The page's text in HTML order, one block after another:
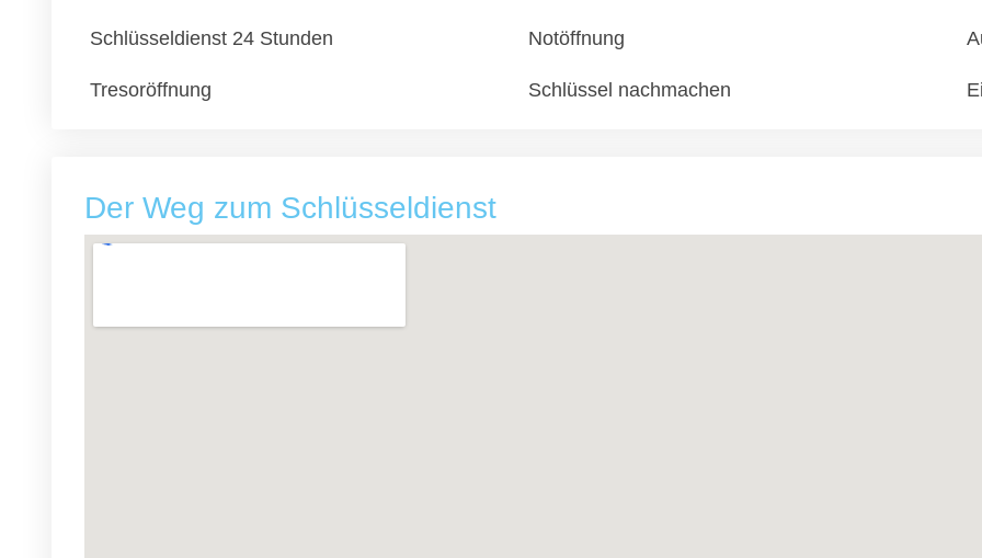
Schlüsseldienst 24 Stunden Notöffnung
Tresoröffnung Schlüssel nachmachen
Der Weg zum Schlüsseldienst